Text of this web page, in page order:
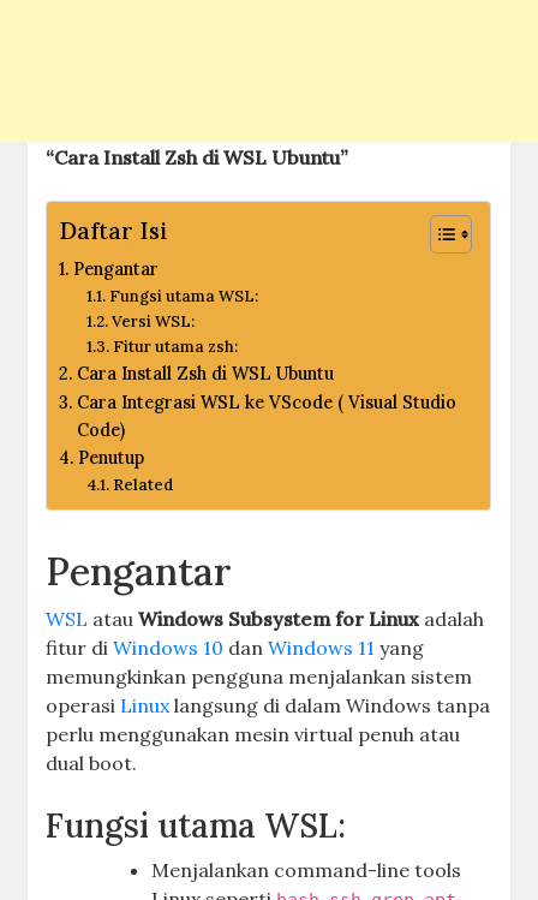
“Cara Install Zsh di WSL Ubuntu”
Daftar Isi
Pengantar
Fungsi utama WSL:
Versi WSL:
Fitur utama zsh:
Cara Install Zsh di WSL Ubuntu
Cara Integrasi WSL ke VScode ( Visual Studio
Code)
Penutup
Related
Pengantar
WSL atauWindows Subsystem for Linux adalah
fitur diWindows 10 danWindows 11 yang
memungkinkan pengguna menjalankan sistem
operasi Linuxlangsung di dalam Windows tanpa
perlu menggunakan mesin virtual penuh atau
dual boot.
Fungsi utama WSL:
Menjalankan command-line tools